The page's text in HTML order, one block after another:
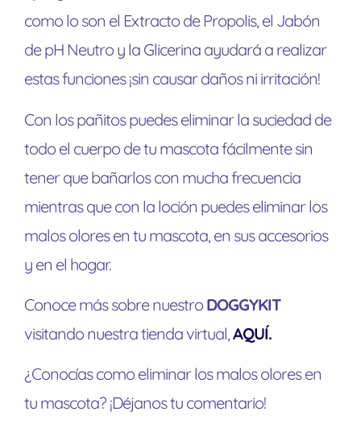
como lo son el Extracto de Propolis, el Jabón
de pH Neutro y la Glicerina ayudará a realizar
estas funciones ¡sin causar daños ni irritación!
Con los pañitos puedes eliminar la suciedad de
todo el cuerpo de tu mascota fácilmente sin
tener que bañarlos con mucha frecuencia
mientras que con la loción puedes eliminar los
malos olores en tu mascota, en sus accesorios
y en el hogar.
Conoce más sobre nuestro DOGGYKIT
visitando nuestra tienda virtual,AQUÍ.
¿Conocías como eliminar los malos olores en
tu mascota? ¡Déjanos tu comentario!